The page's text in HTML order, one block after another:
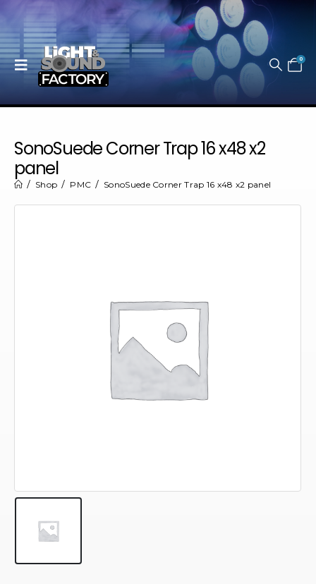
0
SonoSuede Corner Trap 16 x48 x2
panel
Shop PMC SonoSuede Corner Trap 16 x48 x2 panel